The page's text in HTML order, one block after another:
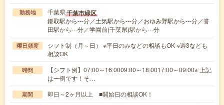
勤務地 千葉県千葉市緑区
鎌取駅から---分／土気駅から---分／おゆみ野駅から---分／誉
田駅から---分／学園前(千葉県)駅から---分
曜日頻度
シフト制（月～日） ※平日のみなどの相談もOK ※週3なども
相談OK
時間
【シフト例】07:00～16:0009:00～18:0017:00～09:00※ 上記
は一例です！そ…
期間 即日～2ヶ月以上 ■開始日の相談OK！